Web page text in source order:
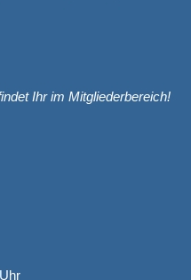
Ihr im Mitgliederbereich!